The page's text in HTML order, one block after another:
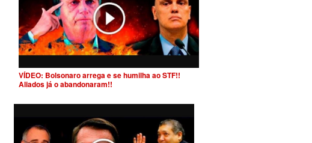
VÍDEO: Bolsonaro arrega e se humilha ao STF!!
Aliados já o abandonaram!!